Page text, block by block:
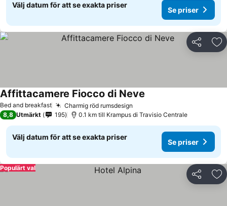
Välj datum för att se exakta priser
Se priser
Dela
Bed and breakfast Charmig röd rumsdesign
Affittacamere Fiocco di Neve
8,8 Utmärkt 195 0.1 km till Krampus di Travisio Centrale
Välj datum för att se exakta priser
Se priser
Dela
Populärt val